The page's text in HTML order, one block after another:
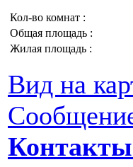
Кол-во комнат :
Общая площадь :
Жилая площадь :
Вид на
Контакты